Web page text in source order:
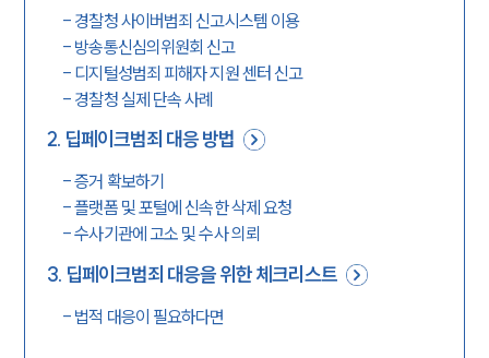
- 경찰청 사이버범죄 신고시스템 이용
- 방송통신심의위원회 신고
- 디지털성범죄 피해자 지원 센터 신고
- 경찰청 실제 단속 사례
2. 딥페이크범죄 대응 방법
-증거 확보하기
-플랫폼 및 포털에 신속한 삭제 요청
-수사기관에 고소 및 수사 의뢰
3. 딥페이크범죄 대응을 위한 체크리스트
- 법적 대응이 필요하다면